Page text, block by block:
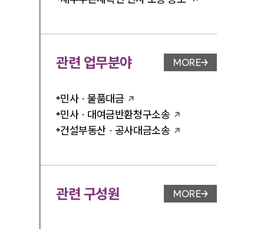
관련 업무분야 업무분야 페이지 이
MORE
민사 · 물품대금
민사 · 대여금반환청구소송
건설부동산 · 공사대금소송
관련 구성원 변호사 페이지 이동
MORE